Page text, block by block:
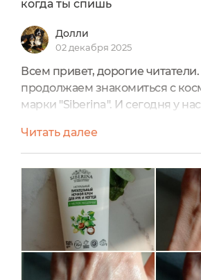
когда ты спишь
Долли
02 декабря 2025
Всем привет, дорогие
продолжаем знакомиться с
марки "Siberina". И сегодня у
макадамии.Этот крем очень
увлажняет кожу рук,
ночь, а потом в течение дня
дополнительное увлажнение.
небольшом тюбике, в котором
крема. При желании его можно...
Читать далее